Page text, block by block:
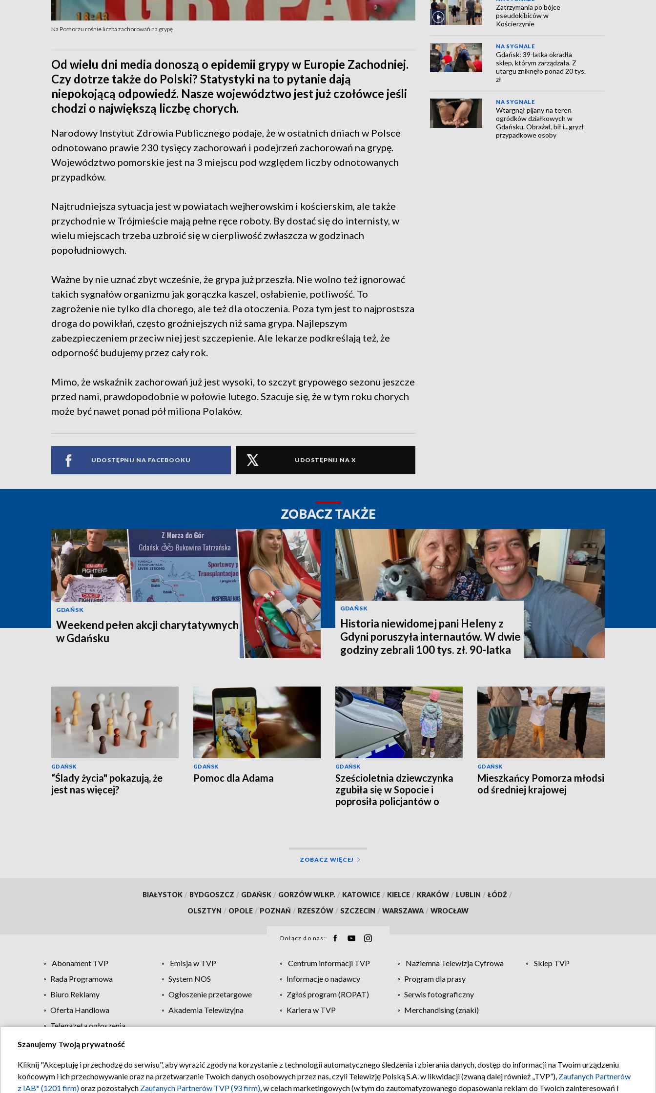
Na Pomorzu rośnie liczba zachorowań na grypę
Od wielu dni media donoszą o epidemii grypy w Europie Zachodniej.
Czy dotrze także do Polski? Statystyki na to pytanie dają
niepokojącą odpowiedź. Nasze województwo jest już czołówce jeśli
chodzi o największą liczbę chorych.
Narodowy Instytut Zdrowia Publicznego podaje, że w ostatnich dniach w Polsce
odnotowano prawie 230 tysięcy zachorowań i podejrzeń zachorowań na grypę.
Województwo pomorskie jest na 3 miejscu pod względem liczby odnotowanych
przypadków.
Najtrudniejsza sytuacja jest w powiatach wejherowskim i kościerskim, ale także
przychodnie w Trójmieście mają pełne ręce roboty. By dostać się do internisty, w
wielu miejscach trzeba uzbroić się w cierpliwość zwłaszcza w godzinach
popołudniowych.
Ważne by nie uznać zbyt wcześnie, że grypa już przeszła. Nie wolno też ignorować
takich sygnałów organizmu jak gorączka kaszel, osłabienie, potliwość. To
zagrożenie nie tylko dla chorego, ale też dla otoczenia. Poza tym jest to najprostsza
droga do powikłań, często groźniejszych niż sama grypa. Najlepszym
zabezpieczeniem przeciw niej jest szczepienie. Ale lekarze podkreślają też, że
odporność budujemy przez cały rok.
Mimo, że wskaźnik zachorowań już jest wysoki, to szczyt grypowego sezonu jeszcze
przed nami, prawdopodobnie w połowie lutego. Szacuje się, że w tym roku chorych
może być nawet ponad pół miliona Polaków.
UDOSTĘPNIJ NA FACEBOOKU UDOSTĘPNIJ NA X
Zatrzymania po bójce
pseudokibiców w
Kościerzynie
NA SYGNALE
Gdańsk: 39-latka okradła
sklep, którym zarządzała. Z
utargu zniknęło ponad 20 tys.
zł
NA SYGNALE
Wtargnął pijany na teren
ogródków działkowych w
Gdańsku. Obrażał, bił i...gryzł
przypadkowe osoby
ZOBACZ TAKŻE
GDAŃSK
Weekend pełen akcji charytatywnych
w Gdańsku
GDAŃSK
Historia niewidomej pani Heleny z
Gdyni poruszyła internautów. W dwie
godziny zebrali 100 tys. zł. 90-latka
GDAŃSK
“Ślady życia" pokazują, że
jest nas więcej?
GDAŃSK
Pomoc dla Adama
GDAŃSK
Sześcioletnia dziewczynka
zgubiła się w Sopocie i
poprosiła policjantów o
GDAŃSK
Mieszkańcy Pomorza młodsi
od średniej krajowej
ZOBACZ WIĘCEJ
BIAŁYSTOK / BYDGOSZCZ / GDAŃSK / GORZÓW WLKP. / KATOWICE / KIELCE / KRAKÓW / LUBLIN / ŁÓDŹ /
OLSZTYN / OPOLE / POZNAŃ / RZESZÓW / SZCZECIN / WARSZAWA / WROCŁAW
Dołącz do nas:
Abonament TVP Emisja w TVP Centrum informacji TVP Naziemna Telewizja Cyfrowa
Sklep TVP
Rada Programowa
System NOS Informacje o nadawcy
Program dla prasy
Biuro Reklamy
Ogłoszenie przetargowe Zgłoś program (ROPAT)
Serwis fotograficzny
Oferta Handlowa
Akademia Telewizyjna Kariera w TVP
Merchandising (znaki)
Telegazeta ogłoszenia
Regulamin TVP Polityka prywatności Moje zgody Pomoc Biuro reklamy Kontakt
Szanujemy Twoją prywatność
Kliknij "Akceptuję i przechodzę do serwisu", aby wyrazić zgody na korzystanie z technologii automatycznego śledzenia i zbierania danych, dostęp do informacji na Twoim urządzeniu
końcowym i ich przechowywanie oraz na przetwarzanie Twoich danych osobowych przez nas, czyli Telewizję Polską S.A. w likwidacji (zwaną dalej również „TVP”), Zaufanych Partnerów
z IAB* (1201 firm)oraz pozostałych Zaufanych Partnerów TVP (93 firm), w celach marketingowych (w tym do zautomatyzowanego dopasowania reklam do Twoich zainteresowań i